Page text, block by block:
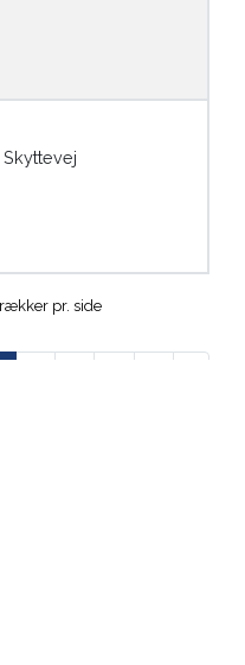
rækker pr. side